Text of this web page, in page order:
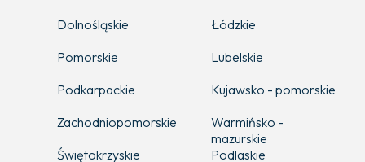
Dolnośląskie
Łódzkie
Pomorskie
Lubelskie
Podkarpackie
Kujawsko - pomorskie
Zachodniopomorskie
Warmińsko -
mazurskie
Świętokrzyskie
Podlaskie